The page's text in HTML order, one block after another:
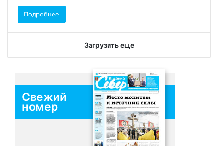
Подробнее
Загрузить еще
Свежий
номер